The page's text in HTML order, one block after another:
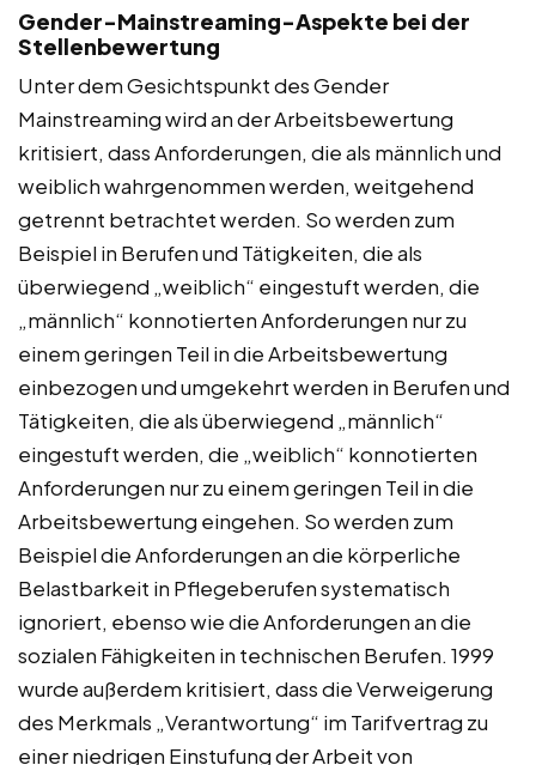
Gender-Mainstreaming-Aspekte bei der
Stellenbewertung
Unter dem Gesichtspunkt des Gender
Mainstreaming wird an der Arbeitsbewertung
kritisiert, dass Anforderungen, die als männlich und
weiblich wahrgenommen werden, weitgehend
getrennt betrachtet werden. So werden zum
Beispiel in Berufen und Tätigkeiten, die als
überwiegend „weiblich“ eingestuft werden, die
„männlich“ konnotierten Anforderungen nur zu
einem geringen Teil in die Arbeitsbewertung
einbezogen und umgekehrt werden in Berufen und
Tätigkeiten, die als überwiegend „männlich“
eingestuft werden, die „weiblich“ konnotierten
Anforderungen nur zu einem geringen Teil in die
Arbeitsbewertung eingehen. So werden zum
Beispiel die Anforderungen an die körperliche
Belastbarkeit in Pflegeberufen systematisch
ignoriert, ebenso wie die Anforderungen an die
sozialen Fähigkeiten in technischen Berufen. 1999
wurde außerdem kritisiert, dass die Verweigerung
des Merkmals „Verantwortung“ im Tarifvertrag zu
einer niedrigen Einstufung der Arbeit von